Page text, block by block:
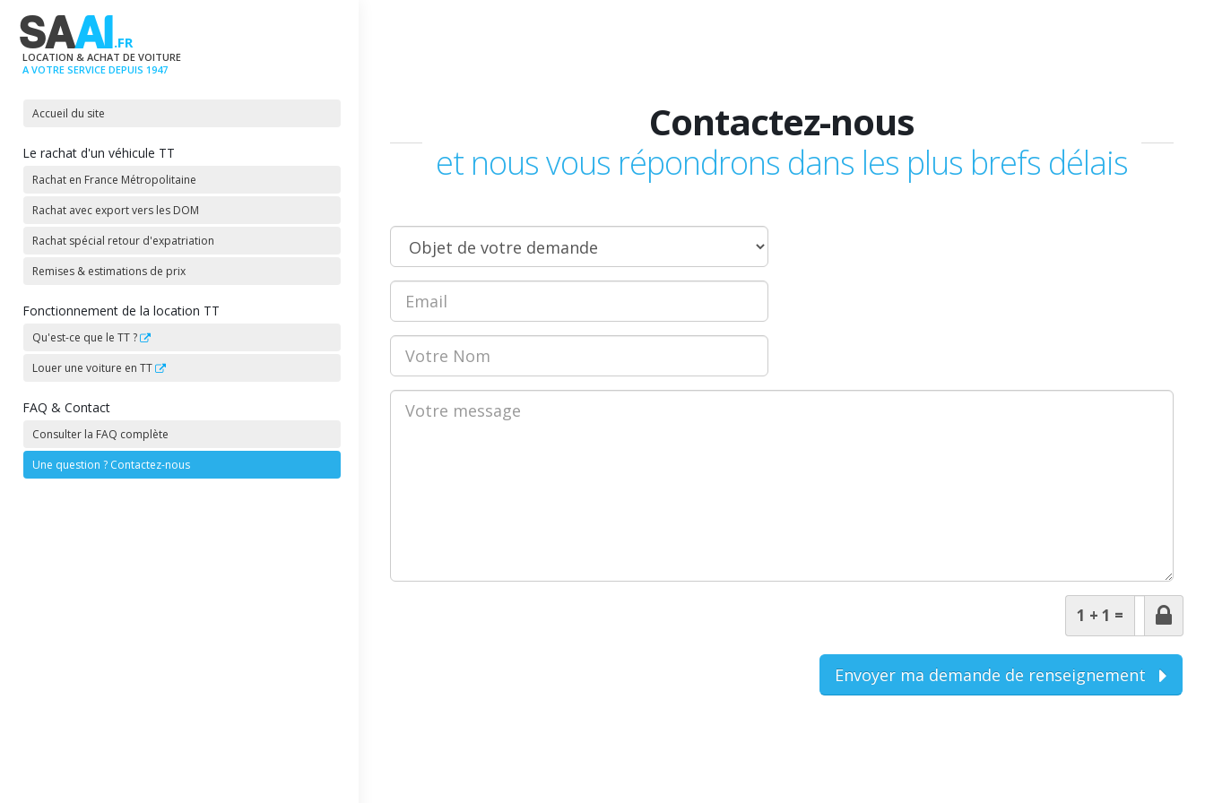
SAAI .FR
LOCATION & ACHAT DE VOITURE
A VOTRE SERVICE DEPUIS 1947
Accueil du site
Le rachat d'un véhicule TT
Rachat en France Métropolitaine
Rachat avec export vers les DOM
Rachat spécial retour d'expatriation
Remises & estimations de prix
Fonctionnement de la location TT
Qu'est-ce que le TT ?
Louer une voiture en TT
FAQ & Contact
Consulter la FAQ complète
Une question ? Contactez-nous
Contactez-nous
et nous vous répondrons dans les plus brefs délais
1 + 1 =
Envoyer ma demande de renseignement